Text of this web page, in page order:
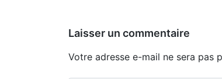
Laisser un commentaire
Votre adresse e-mail ne sera pas